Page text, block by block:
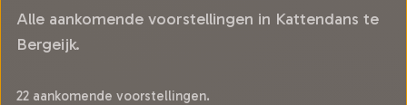
Alle aankomende voorstellingen in Kattendans te
Bergeijk.
22 aankomende voorstellingen.